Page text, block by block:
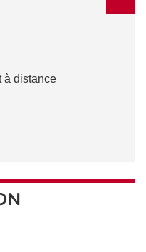
à distance